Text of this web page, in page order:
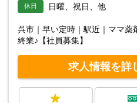
休日 日曜、祝日、他
呉市｜早い定時｜駅近｜ママ薬
終業♪【社員募集】
求人情報を詳